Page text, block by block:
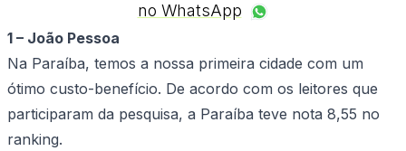
no WhatsApp
1 – João Pessoa
Na Paraíba, temos a nossa primeira cidade com um
ótimo custo-benefício. De acordo com os leitores que
participaram da pesquisa, a Paraíba teve nota 8,55 no
ranking.